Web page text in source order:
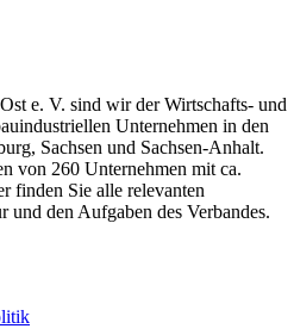
e. V. sind wir der Wirtschafts- und
Unternehmen in den
Sachsen und Sachsen-Anhalt.
von 260 Unternehmen mit ca.
finden Sie alle relevanten
und den Aufgaben des Verbandes.